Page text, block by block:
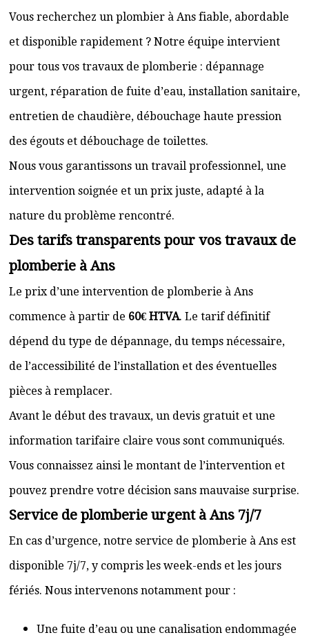
Vous recherchez un plombier à Ans fiable, abordable
et disponible rapidement ? Notre équipe intervient
pour tous vos travaux de plomberie : dépannage
urgent, réparation de fuite d’eau, installation sanitaire,
entretien de chaudière, débouchage haute pression
des égouts et débouchage de toilettes.
Nous vous garantissons un travail professionnel, une
intervention soignée et un prix juste, adapté à la
nature du problème rencontré.
Des tarifs transparents pour vos travaux de
plomberie à Ans
Le prix d’une intervention de plomberie à Ans
commence à partir de 60€ HTVA. Le tarif définitif
dépend du type de dépannage, du temps nécessaire,
de l’accessibilité de l’installation et des éventuelles
pièces à remplacer.
Avant le début des travaux, un devis gratuit et une
information tarifaire claire vous sont communiqués.
Vous connaissez ainsi le montant de l’intervention et
pouvez prendre votre décision sans mauvaise surprise.
Service de plomberie urgent à Ans 7j/7
En cas d’urgence, notre service de plomberie à Ans est
disponible 7j/7, y compris les week-ends et les jours
fériés. Nous intervenons notamment pour :
Une fuite d’eau ou une canalisation endommagée